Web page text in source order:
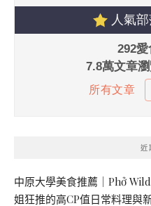
近
中原大學美食推薦｜Phở
姐狂推的高CP值日常料理與